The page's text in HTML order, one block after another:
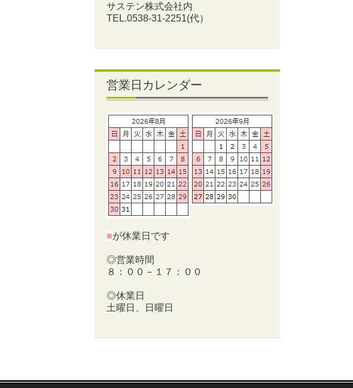
サステン株式会社内
TEL.0538-31-2251(代）
営業日カレンダー
■が休業日です
◎営業時間
８：００－１７：００
◎休業日
土曜日、日曜日